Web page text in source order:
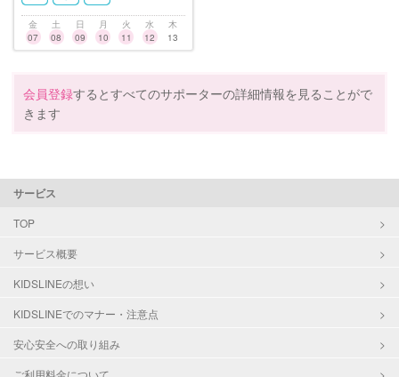
金
07
土
08
日
09
月
10
火
11
水
12
木
13
会員登録するとすべてのサポーターの詳細情報を見ることがで
きます
サービス
TOP
サービス概要
KIDSLINEの想い
KIDSLINEでのマナー・注意点
安心安全への取り組み
ご利用料金について